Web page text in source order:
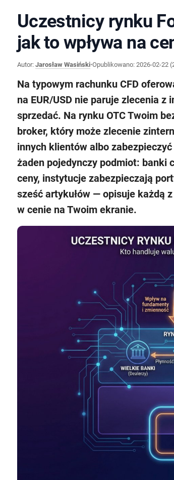
Uczestnicy rynku
jak to wpływa na
Autor: Jarosław Wasiński•Opublikowano: 2026-02-22
Na typowym rachunku CFD
na EUR/USD nie paruje zlecenia
sprzedać. Na rynku OTC Twoim
broker, który może zlecenie
innych klientów albo zabezpieczyć
żaden pojedynczy podmiot: banki
ceny, instytucje zabezpieczają
sześć artykułów — opisuje każdą
w cenie na Twoim ekranie.